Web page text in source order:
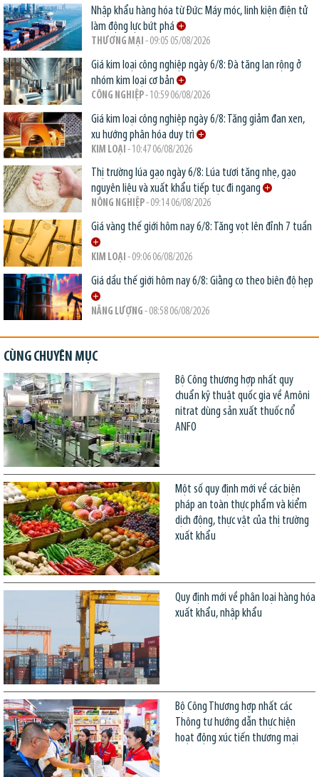
Nhập khẩu hàng hóa từ Đức: Máy móc, linh kiện điện tử
làm động lực bứt phá
THƯƠNG MẠI - 09:05 05/08/2026
Giá kim loại công nghiệp ngày 6/8: Đà tăng lan rộng ở
nhóm kim loại cơ bản
CÔNG NGHIỆP- 10:59 06/08/2026
Giá kim loại công nghiệp ngày 6/8: Tăng giảm đan xen,
xu hướng phân hóa duy trì
KIM LOẠI - 10:47 06/08/2026
Thị trường lúa gạo ngày 6/8: Lúa tươi tăng nhẹ, gạo
nguyên liệu và xuất khẩu tiếp tục đi ngang
NÔNG NGHIỆP- 09:14 06/08/2026
Giá vàng thế giới hôm nay 6/8: Tăng vọt lên đỉnh 7 tuần
KIM LOẠI - 09:06 06/08/2026
Giá dầu thế giới hôm nay 6/8: Giằng co theo biên độ hẹp
NĂNG LƯỢNG - 08:58 06/08/2026
CÙNG CHUYÊN MỤC
Bộ Công thương hợp nhất quy
chuẩn kỹ thuật quốc gia về Amôni
nitrat dùng sản xuất thuốc nổ
ANFO
Một số quy định mới về các biện
pháp an toàn thực phẩm và kiểm
dịch động, thực vật của thị trường
xuất khẩu
Quy định mới về phân loại hàng hóa
xuất khẩu, nhập khẩu
Bộ Công Thương hợp nhất các
Thông tư hướng dẫn thực hiện
hoạt động xúc tiến thương mại